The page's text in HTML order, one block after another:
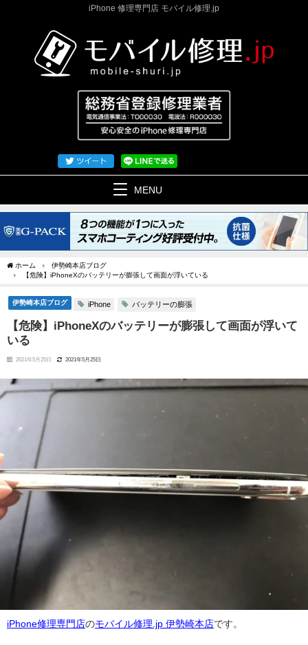
iPhone 修理専門店 モバイル修理.jp
MENU
ホーム
伊勢崎本店ブログ
【危険】iPhoneXのバッテリーが膨張して画面が浮いている
伊勢崎本店ブログ iPhone バッテリーの膨張
【危険】iPhoneXのバッテリーが膨張して画面が浮いて
いる
2021年5月25日 2021年5月25日
iPhone修理専門店のモバイル修理.jp 伊勢崎本店です。